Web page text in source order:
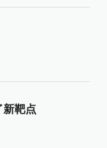
新靶点